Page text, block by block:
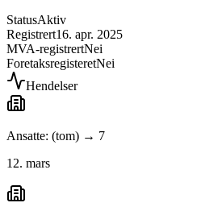
StatusAktiv
Registrert16. apr. 2025
MVA-registrertNei
ForetaksregisteretNei
Hendelser
Ansatte: (tom) → 7
12. mars